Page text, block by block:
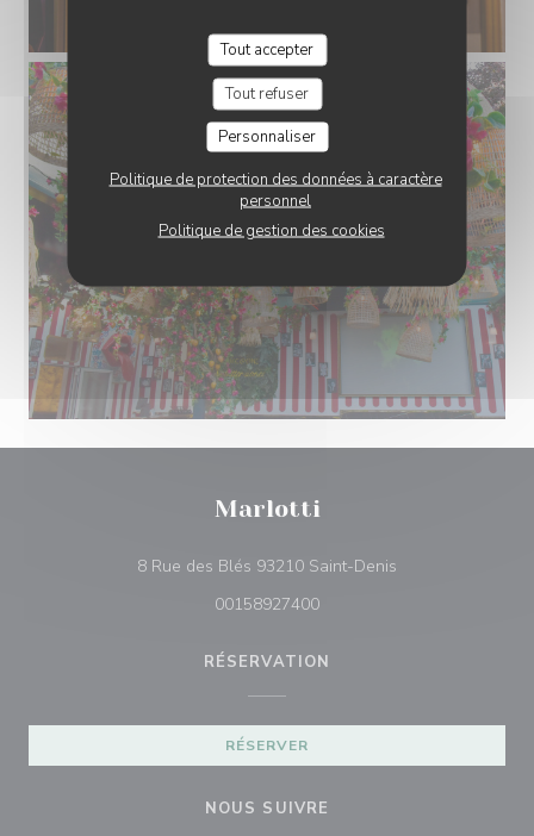
Tout accepter
Tout refuser
Personnaliser
Politique de protection des données à caractère
personnel
Politique de gestion des cookies
Marlotti
8 Rue des Blés 93210 Saint-Denis
00158927400
RÉSERVATION
RÉSERVER
NOUS SUIVRE